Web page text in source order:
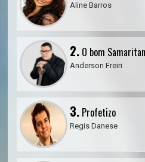
Aline Barros
2. O bom
Anderson Freiri
3. Profetizo
Regis Danese